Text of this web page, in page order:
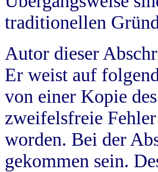
traditionellen
Autor dieser
Er weist auf
von einer Kopie
zweifelsfreie
worden. Bei der
gekommen sein.